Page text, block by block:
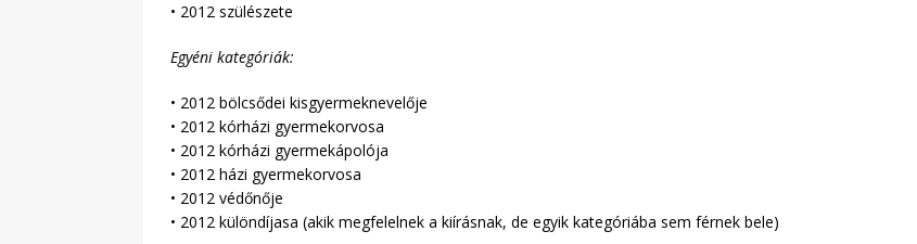
• 2012 szülészete
Egyéni kategóriák:
• 2012 bölcsődei kisgyermeknevelője
• 2012 kórházi gyermekorvosa
• 2012 kórházi gyermekápolója
• 2012 házi gyermekorvosa
• 2012 védőnője
• 2012 különdíjasa (akik megfelelnek a kiírásnak, de egyik kategóriába sem férnek bele)